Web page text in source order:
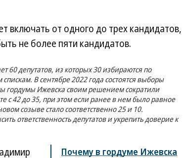
включать от одного до трех кандидатов,
не более пяти кандидатов.
60 депутатов, из которых 30 избираются по
В сентябре 2022 года состоятся выборы
гордумы Ижевска своим решением сократили
с 42 до 35, при этом если ранее в нем было равное
созыве стало соответственно 25 и 10.
ответственность депутатов и укрепить доверие к
Почему в гордуме Ижевска